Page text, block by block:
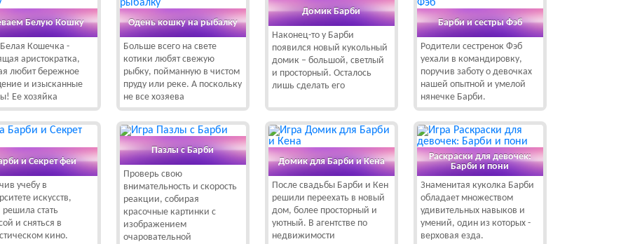
Белую Кошку
Кошечка -
аристократка,
любит бережное
и изысканные
Ее хозяйка
Одень кошку на рыбалку
Больше всего на свете
котики любят свежую
рыбку, пойманную в чистом
пруду или реке. А поскольку
не все хозяева
Домик Барби
Наконец-то у Барби
появился новый кукольный
домик – большой, светлый
и просторный. Осталось
лишь сделать его
Барби и сестры Фэб
Родители сестренок Фэб
уехали в командировку,
поручив заботу о девочках
нашей опытной и умелой
нянечке Барби.
и Секрет феи
учебу в
искусств,
стать
и сняться в
кино.
Пазлы с Барби
Проверь свою
внимательность и скорость
реакции, собирая
красочные картинки с
изображением
очаровательной
Домик для Барби и Кена
После свадьбы Барби и Кен
решили переехать в новый
дом, более просторный и
уютный. В агентстве по
недвижимости
Раскраски для девочек:
Барби и пони
Знаменитая куколка Барби
обладает множеством
удивительных навыков и
умений, один из которых -
верховая езда.